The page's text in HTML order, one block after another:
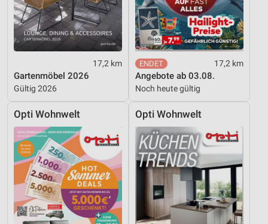
17,2 km
Gartenmöbel 2026
Gültig 2026
17,2 km
Angebote ab 03.08.
Noch heute gültig
Opti Wohnwelt Opti Wohnwelt